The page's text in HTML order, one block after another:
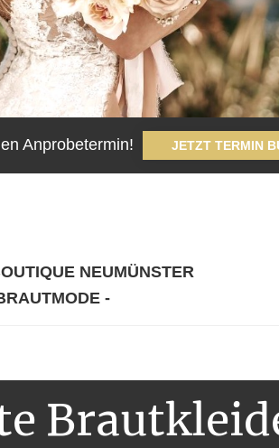
Anprobetermin! JETZT TERMIN
NEUMÜNSTER
-